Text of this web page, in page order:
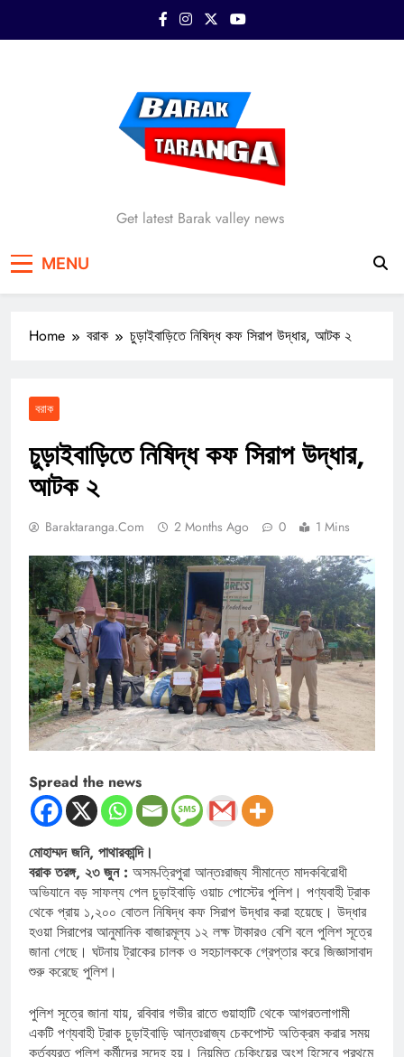
Barak Taranga
Get latest Barak valley news
MENU
Home বরাক চুড়াইবাড়িতে নিষিদ্ধ কফ সিরাপ উদ্ধার, আটক ২
বরাক
চুড়াইবাড়িতে নিষিদ্ধ কফ সিরাপ উদ্ধার,
আটক ২
Baraktaranga.com 2 Months Ago 0 1 Mins
Spread the news
মোহাম্মদ জনি, পাথারকান্দি।
বরাক তরঙ্গ, ২৩ জুন : অসম-ত্রিপুরা আন্তঃরাজ্য সীমান্তে মাদকবিরোধী
অভিযানে বড় সাফল্য পেল চুড়াইবাড়ি ওয়াচ পোস্টের পুলিশ। পণ্যবাহী ট্রাক
থেকে প্রায় ১,২০০ বোতল নিষিদ্ধ কফ সিরাপ উদ্ধার করা হয়েছে। উদ্ধার
হওয়া সিরাপের আনুমানিক বাজারমূল্য ১২ লক্ষ টাকারও বেশি বলে পুলিশ সূত্রে
জানা গেছে। ঘটনায় ট্রাকের চালক ও সহচালককে গ্রেপ্তার করে জিজ্ঞাসাবাদ
শুরু করেছে পুলিশ।
পুলিশ সূত্রে জানা যায়, রবিবার গভীর রাতে গুয়াহাটি থেকে আগরতলাগামী
একটি পণ্যবাহী ট্রাক চুড়াইবাড়ি আন্তঃরাজ্য চেকপোস্ট অতিক্রম করার সময়
কর্তব্যরত পুলিশ কর্মীদের সন্দেহ হয়। নিয়মিত চেকিংয়ের অংশ হিসেবে প্রথমে